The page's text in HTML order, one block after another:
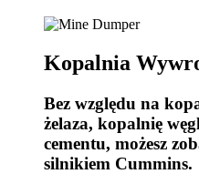
Kopalnia
Bez względu na
żelaza, kopalnię
cementu, możesz
silnikiem Cummins.